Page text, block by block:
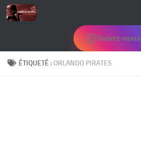
Skip to content
Suivez-nous
ÉTIQUETÉ :ORLANDO PIRATES